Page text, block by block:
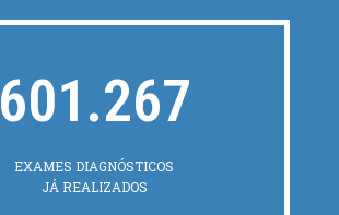
601.267
EXAMES DIAGNÓSTICOS
JÁ REALIZADOS